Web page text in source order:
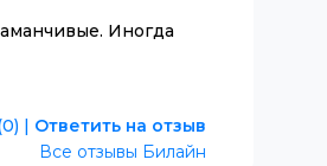
Все отзывы Билайн
Иногда
| Ответить на отзыв